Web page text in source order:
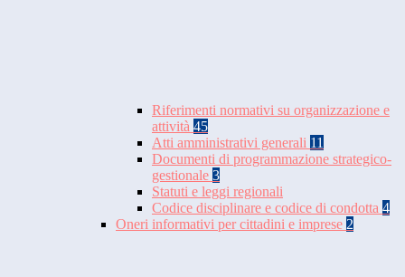
Riferimenti normativi su organizzazione e
attività 45
Atti amministrativi generali 11
Documenti di programmazione strategico-
gestionale 3
Statuti e leggi regionali
Codice disciplinare e codice di condotta 4
Oneri informativi per cittadini e imprese 2